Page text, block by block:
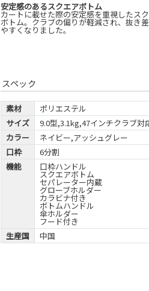
安定感のあるスクエアボトム
カートに載せた際の安定感を重視したス
ボトム。クラブの偏りが軽減され、抜き
やすくなりました。
スペック
素材
ポリエステル
サイズ
9.0型,3.1kg,47インチクラブ対
カラー
ネイビー,アッシュグレー
口枠
6分割
機能
口枠ハンドル
スクエアボトム
セパレーター内蔵
グローブホルダー
カラビナ付き
ボトムハンドル
傘ホルダー
フード付き
生産国
中国